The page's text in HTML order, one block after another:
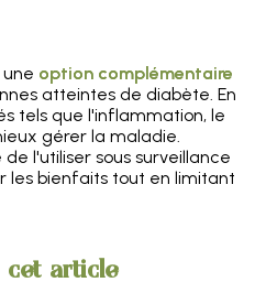
option complémentaire
atteintes de diabète. En
tels que l'inflammation, le
gérer la maladie.
l'utiliser sous surveillance
les bienfaits tout en limitant
cet article